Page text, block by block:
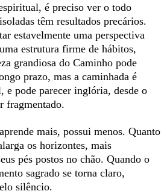
é preciso ver o todo
têm resultados precários.
estavelmente uma perspectiva
estrutura firme de hábitos,
grandiosa do Caminho pode
prazo, mas a caminhada é
pode parecer inglória, desde o
fragmentado.
mais, possui menos. Quanto
os horizontes, mais
pés postos no chão. Quando o
sagrado se torna claro,
silêncio.